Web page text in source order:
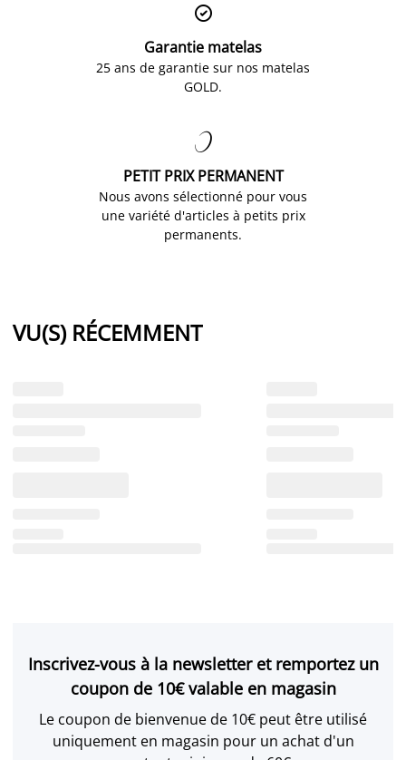

Garantie matelas
25 ans de garantie sur nos matelas
GOLD.

PETIT PRIX PERMANENT
Nous avons sélectionné pour vous
une variété d'articles à petits prix
permanents.
VU(S) RÉCEMMENT
Inscrivez-vous à la newsletter et remportez un
coupon de 10€ valable en magasin
Le coupon de bienvenue de 10€ peut être utilisé
uniquement en magasin pour un achat d'un